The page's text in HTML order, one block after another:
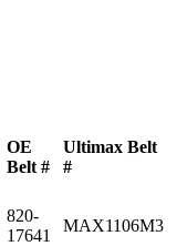
OE
Belt #
Ultimax Belt
#
820-
17641
MAX1106M3